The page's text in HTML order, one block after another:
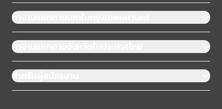
หางานแยกตามเขตในกรุงเทพมหานคร
หางานแยกตามจังหวัดในประเทศไทย
สำหรับผู้สมัครงาน